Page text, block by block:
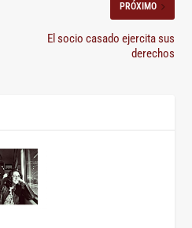
PRÓXIMO
El socio casado ejercita sus
derechos